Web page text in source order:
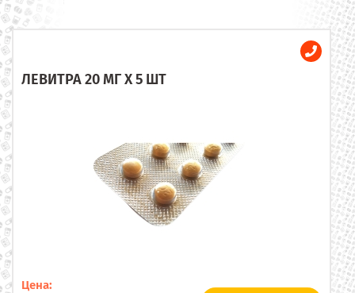
ЛЕВИТРА 20 МГ X 5 ШТ
Цена: